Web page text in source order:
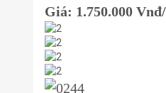
Giá: 1.750.000